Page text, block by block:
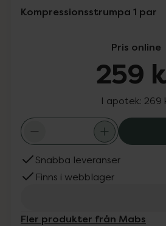
Kompressionsstrumpa 1 par
Pris online
259
I apotek: 269
Snabba leveranser
Finns i webblager
Fler produkter från Mabs